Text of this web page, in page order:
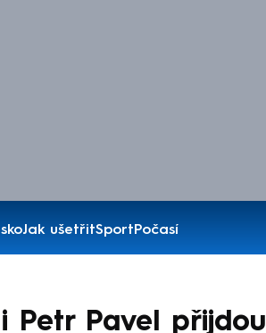
Jak ušetřitSportPočasí
Petr Pavel přijdou